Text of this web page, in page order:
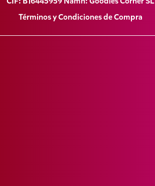
Términos y Condiciones de Compra